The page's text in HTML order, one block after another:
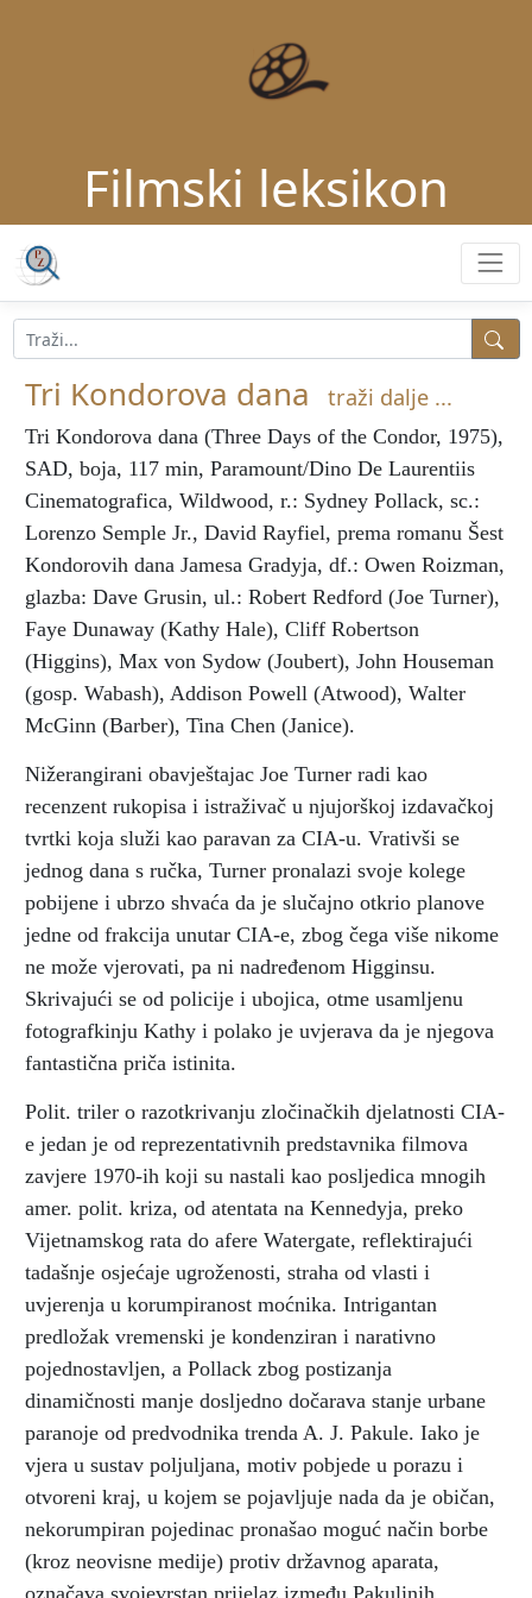
Filmski leksikon
Tri Kondorova dana traži dalje ...
Tri Kondorova dana (Three Days of the Condor, 1975),
SAD, boja, 117 min, Paramount/Dino De Laurentiis
Cinematografica, Wildwood, r.: Sydney Pollack, sc.:
Lorenzo Semple Jr., David Rayfiel, prema romanu Šest
Kondorovih dana Jamesa Gradyja, df.: Owen Roizman,
glazba: Dave Grusin, ul.: Robert Redford (Joe Turner),
Faye Dunaway (Kathy Hale), Cliff Robertson
(Higgins), Max von Sydow (Joubert), John Houseman
(gosp. Wabash), Addison Powell (Atwood), Walter
McGinn (Barber), Tina Chen (Janice).
Nižerangirani obavještajac Joe Turner radi kao
recenzent rukopisa i istraživač u njujorškoj izdavačkoj
tvrtki koja služi kao paravan za CIA-u. Vrativši se
jednog dana s ručka, Turner pronalazi svoje kolege
pobijene i ubrzo shvaća da je slučajno otkrio planove
jedne od frakcija unutar CIA-e, zbog čega više nikome
ne može vjerovati, pa ni nadređenom Higginsu.
Skrivajući se od policije i ubojica, otme usamljenu
fotografkinju Kathy i polako je uvjerava da je njegova
fantastična priča istinita.
Polit. triler o razotkrivanju zločinačkih djelatnosti CIA-
e jedan je od reprezentativnih predstavnika filmova
zavjere 1970-ih koji su nastali kao posljedica mnogih
amer. polit. kriza, od atentata na Kennedyja, preko
Vijetnamskog rata do afere Watergate, reflektirajući
tadašnje osjećaje ugroženosti, straha od vlasti i
uvjerenja u korumpiranost moćnika. Intrigantan
predložak vremenski je kondenziran i narativno
pojednostavljen, a Pollack zbog postizanja
dinamičnosti manje dosljedno dočarava stanje urbane
paranoje od predvodnika trenda A. J. Pakule. Iako je
vjera u sustav poljuljana, motiv pobjede u porazu i
otvoreni kraj, u kojem se pojavljuje nada da je običan,
nekorumpiran pojedinac pronašao moguć način borbe
(kroz neovisne medije) protiv državnog aparata,
označava svojevrstan prijelaz između Pakulinih